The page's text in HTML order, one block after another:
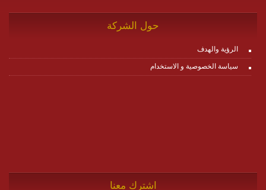
حول الشركة
الرؤية والهدف
سياسة الخصوصية و الاستخدام
اشترك معنا